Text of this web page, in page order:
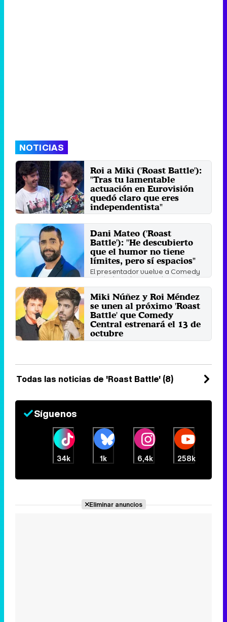
NOTICIAS
Roi a Miki ('Roast Battle'):
"Tras tu lamentable
actuación en Eurovisión
quedó claro que eres
independentista"
'Operación Triunfo' se atacaron
con humor en 'Roast Battle' ...
Lunes 4 Noviembre 2019 14:04
Dani Mateo ('Roast
Battle'): "He descubierto
que el humor no tiene
límites, pero sí espacios"
El presentador vuelve a Comedy
Central con la segunda
temporada de 'Roast Battle' y ...
Domingo 13 Octubre 2019 11:00
Miki Núñez y Roi Méndez
se unen al próximo 'Roast
Battle' que Comedy
Central estrenará el 13 de
octubre
Los exconcursantes de 'OT'
Todas las noticias de 'Roast Battle' (8)
Síguenos
34k 1k 6,4k 258k
Eliminar anuncios